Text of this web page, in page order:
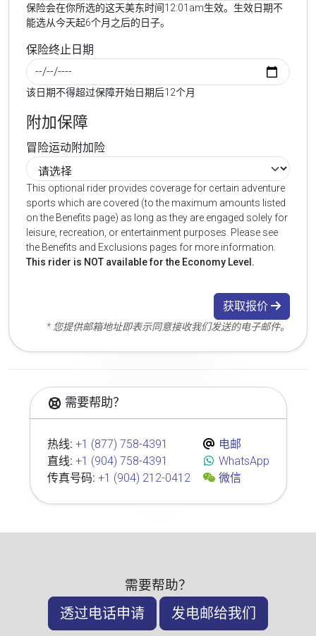
保险会在你所选的这天美东时间12:01am生效。生效日期不
能选从今天起6个月之后的日子。
保险终止日期
该日期不得超过保障开始日期后12个月
附加保障
冒险运动附加险
This optional rider provides coverage for certain adventure
sports which are covered (to the maximum amounts listed
on the Benefits page) as long as they are engaged solely for
leisure, recreation, or entertainment purposes. Please see
the Benefits and Exclusions pages for more information.
This rider is NOT available for the Economy Level.
获取报价
* 您提供邮箱地址即表示同意接收我们发送的电子邮件。
需要帮助？
热线: +1 (877) 758-4391
直线: +1 (904) 758-4391
传真号码: +1 (904) 212-0412
电邮
WhatsApp
微信
需要帮助？
透过电话申请 发电邮给我们